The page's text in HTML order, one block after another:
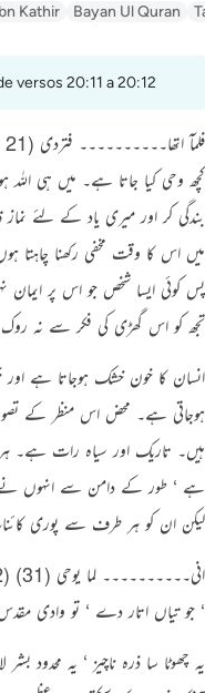
Kathir Bayan Ul Quran
versos 20:11 a 20:12
کچھ وحی کیا جاتا ہے۔ میں ہی
بندگی کر اور میری یاد کے لئے
میں اس کا وقت مخفی رکھنا چاہتا
پس کوئی ایسا شخص جو اس پر ایمان
تجھ کو اس گھڑی کی فکر سے نہ
انسان کا خون خشک ہوجاتا ہے اور
ہوجاتی ہے۔ محض اس منظر کے
ہیں۔ تاریک اور سیاہ رات ہے۔ ہر
ہے ‘ طور کے دامن سے انہوں نے
لیکن ان کو ہر طرف سے پوری
‘ جو تیاں اتار دے ‘ تو وادی
یہ چھوٹا سا ذرہ ناچیز ‘ یہ محدود